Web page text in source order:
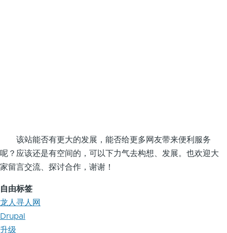
该站能否有更大的发展，能否给更多网友带来便利服务
呢？应该还是有空间的，可以下力气去构想、发展。也欢迎大
家留言交流、探讨合作，谢谢！
自由标签
龙人寻人网
Drupal
升级